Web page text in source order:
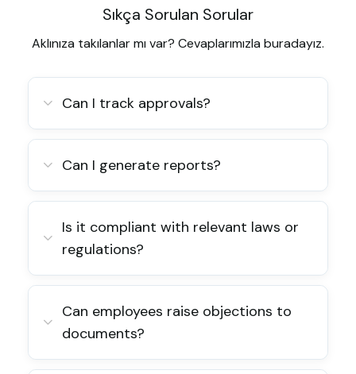
Sıkça Sorulan Sorular
Aklınıza takılanlar mı var? Cevaplarımızla buradayız.
Can I track approvals?
Can I generate reports?
Is it compliant with relevant laws or
regulations?
Can employees raise objections to
documents?